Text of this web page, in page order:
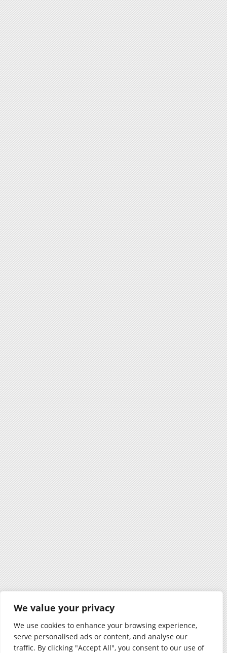
We value your privacy
We use cookies to enhance your browsing experience,
serve personalised ads or content, and analyse our
traffic. By clicking "Accept All", you consent to our use of